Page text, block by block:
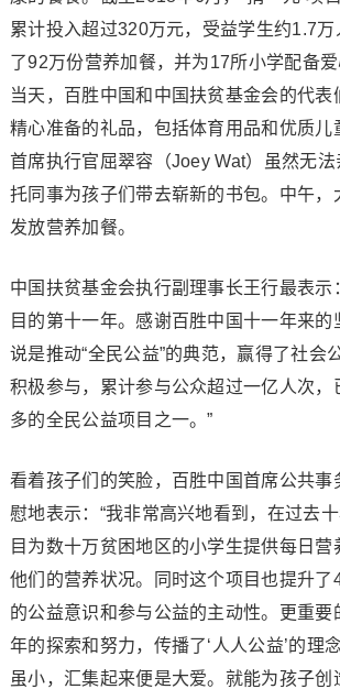
累计投入超过320万元，受益学生约1.7
了92万份营养加餐，并为17所小学配备
当天，百胜中国和中国扶贫基金会的代表
精心准备的礼品，包括体育用品和优质儿
首席执行官屈翠容（Joey Wat）虽然无
托同事为孩子们带去崭新的书包。中午，
发放营养加餐。
中国扶贫基金会执行副理事长王行最表示
目的第十一年。感谢百胜中国十一年来的
说是推动“全民公益”的典范，赢得了社会
积极参与，累计参与公众超过一亿人次，
多的全民公益项目之一。”
看着孩子们的笑脸，百胜中国首席公共事
慰地表示：“我非常高兴地看到，在过去十
目为数十万贫困地区的小学生提供每日
他们的营养状况。同时这个项目也提升了
的公益意识和参与公益的主动性。更重要
年的探索和努力，传播了‘人人公益’的理
虽小，汇集起来便是大爱。就能为孩子创